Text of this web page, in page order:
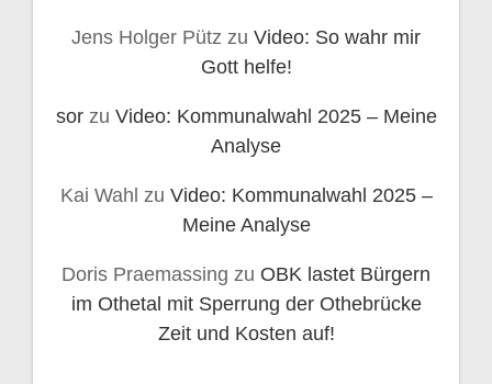
Jens Holger Pütz zu Video: So wahr mir
Gott helfe!
sorzu Video: Kommunalwahl 2025 – Meine
Analyse
Kai Wahl zu Video: Kommunalwahl 2025 –
Meine Analyse
Doris Praemassing zu OBK lastet Bürgern
im Othetal mit Sperrung der Othebrücke
Zeit und Kosten auf!